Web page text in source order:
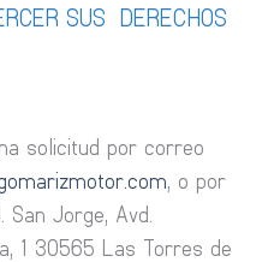
SUS DERECHOS
solicitud por correo
, o por
Jorge, Avd.
1 30565 Las Torres de